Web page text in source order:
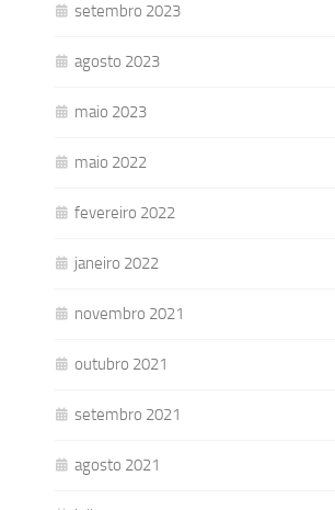
setembro 2023
agosto 2023
maio 2023
maio 2022
fevereiro 2022
janeiro 2022
novembro 2021
outubro 2021
setembro 2021
agosto 2021